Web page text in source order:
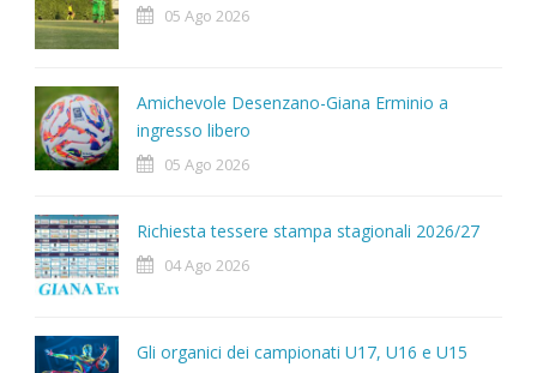
05 Ago 2026
Amichevole Desenzano-Giana Erminio a
ingresso libero
05 Ago 2026
Richiesta tessere stampa stagionali 2026/27
04 Ago 2026
Gli organici dei campionati U17, U16 e U15